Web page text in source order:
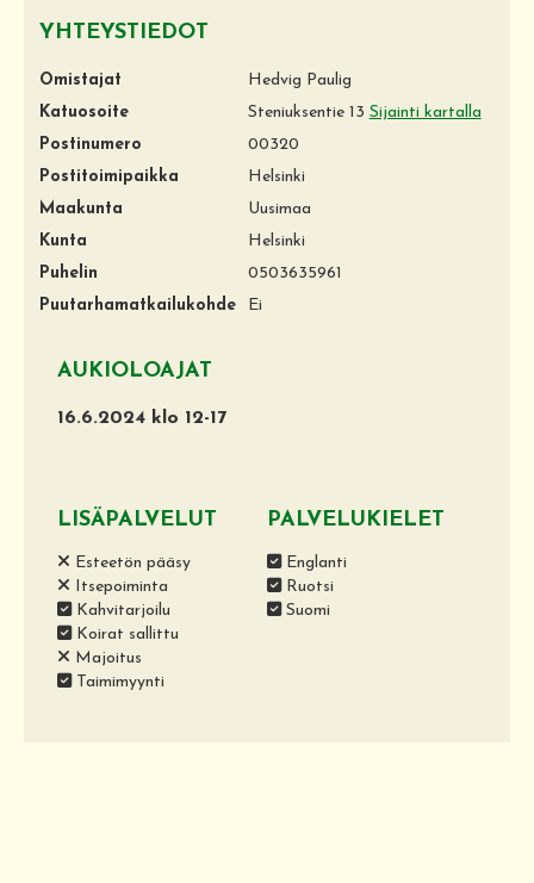
YHTEYSTIEDOT
Omistajat
Hedvig Paulig
Katuosoite
Steniuksentie 13 Sijainti kartalla
Postinumero
00320
Postitoimipaikka
Helsinki
Maakunta
Uusimaa
Kunta
Helsinki
Puhelin
0503635961
Puutarhamatkailukohde
Ei
AUKIOLOAJAT
16.6.2024 klo 12-17
LISÄPALVELUT
Esteetön pääsy
Itsepoiminta
Kahvitarjoilu
Koirat sallittu
Majoitus
Taimimyynti
PALVELUKIELET
Englanti
Ruotsi
Suomi